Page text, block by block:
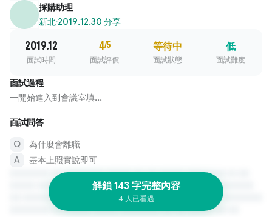
採購助理
新北·2019.12.30 分享
2019.12
面試時間
4/5
面試評價
等待中
面試狀態
低
面試難度
面試過程
一開始進入到會議室填...
面試問答
為什麼會離職
基本上照實說即可
解鎖 143 字完整內容
4 人已看過